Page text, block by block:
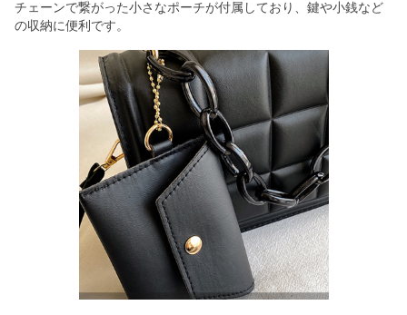
チェーンで繋がった小さなポーチが付属しており、鍵や小銭など
の収納に便利です。